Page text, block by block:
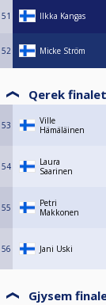
51 Ilkka Kangas
52 Micke Ström
Qerek finalet
53
Ville
Hämäläinen
54
Laura
Saarinen
55
Petri
Makkonen
56 Jani Uski
Gjysem